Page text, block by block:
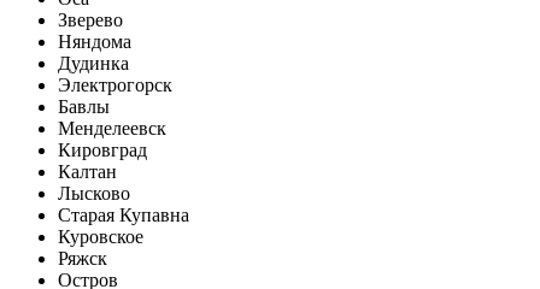
Зверево
Няндома
Дудинка
Электрогорск
Бавлы
Менделеевск
Кировград
Калтан
Лысково
Старая Купавна
Куровское
Ряжск
Остров